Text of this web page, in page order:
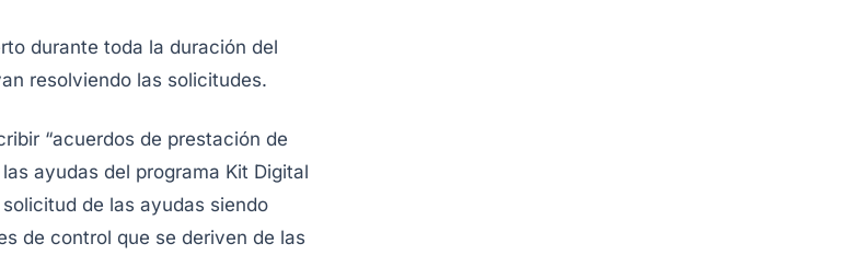
durante toda la duración del
resolviendo las solicitudes.
“acuerdos de prestación de
ayudas del programa Kit Digital
de las ayudas siendo
de control que se deriven de las